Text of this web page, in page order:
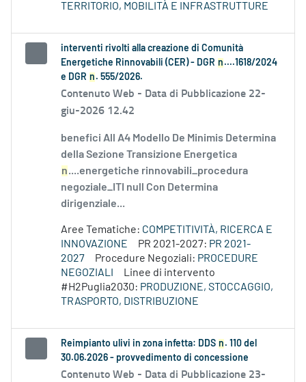
TERRITORIO, MOBILITÀ E INFRASTRUTTURE
interventi rivolti alla creazione di Comunità
Energetiche Rinnovabili (CER) - DGR n ....1618/2024
e DGR n . 555/2026.
Contenuto Web - Data di Pubblicazione 22-
giu-2026 12.42
benefici All A4 Modello De Minimis Determina
della Sezione Transizione Energetica
n....energetiche rinnovabili_procedura
negoziale_ITI null Con Determina
dirigenziale...
Aree Tematiche: COMPETITIVITÀ, RICERCA E
INNOVAZIONE
PR 2021-2027: PR 2021-
2027
Procedure Negoziali: PROCEDURE
NEGOZIALI
Linee di intervento
#H2Puglia2030: PRODUZIONE, STOCCAGGIO,
TRASPORTO, DISTRIBUZIONE
Reimpianto ulivi in zona infetta: DDS n . 110 del
30.06.2026 - provvedimento di concessione
Contenuto Web - Data di Pubblicazione 23-